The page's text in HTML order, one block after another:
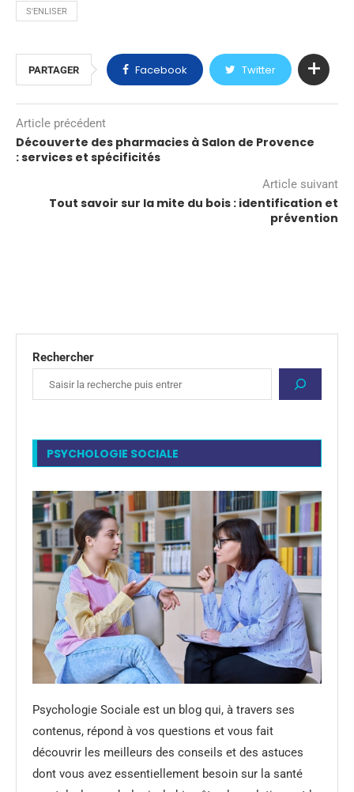
S'ENLISER
PARTAGER Facebook Twitter
Article précédent
Découverte des pharmacies à Salon de Provence
: services et spécificités
Article suivant
Tout savoir sur la mite du bois : identification et
prévention
Rechercher
PSYCHOLOGIE SOCIALE
Psychologie Sociale est un blog qui, à travers ses
contenus, répond à vos questions et vous fait
découvrir les meilleurs des conseils et des astuces
dont vous avez essentiellement besoin sur la santé